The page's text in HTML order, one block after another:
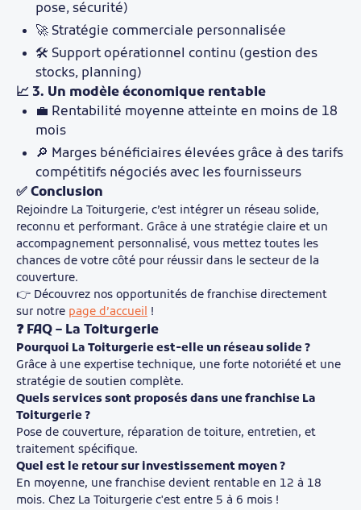
pose, sécurité)
🚀 Stratégie commerciale personnalisée
🛠️ Support opérationnel continu (gestion des
stocks, planning)
📈 3. Un modèle économique rentable
💼 Rentabilité moyenne atteinte en moins de 18
mois
🔎 Marges bénéficiaires élevées grâce à des tarifs
compétitifs négociés avec les fournisseurs
✅ Conclusion
Rejoindre La Toiturgerie, c’est intégrer un réseau solide,
reconnu et performant. Grâce à une stratégie claire et un
accompagnement personnalisé, vous mettez toutes les
chances de votre côté pour réussir dans le secteur de la
couverture.
👉 Découvrez nos opportunités de franchise directement
sur notre page d’accueil !
❓ FAQ – La Toiturgerie
Pourquoi La Toiturgerie est-elle un réseau solide ?
Grâce à une expertise technique, une forte notoriété et une
stratégie de soutien complète.
Quels services sont proposés dans une franchise La
Toiturgerie ?
Pose de couverture, réparation de toiture, entretien, et
traitement spécifique.
Quel est le retour sur investissement moyen ?
En moyenne, une franchise devient rentable en 12 à 18
mois. Chez La Toiturgerie c'est entre 5 à 6 mois !